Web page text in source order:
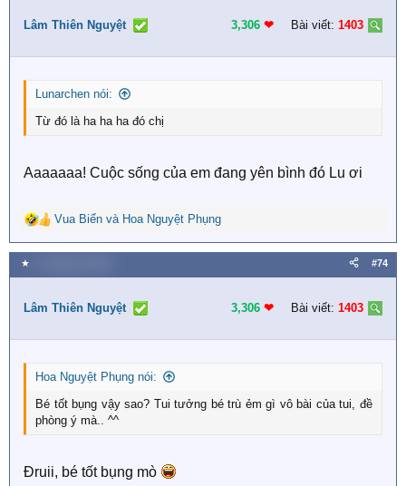
i
n
Lâm Thiên Nguyệt 3,306 ❤︎ Bài viết: 1403
Lunarchen nói:
Từ đó là ha ha ha đó chị
Aaaaaaa! Cuộc sống của em đang yên bình đó Lu ơi
R
e
a
c
i
n
Vua Biển và Hoa Nguyệt Phụng
★ #74
Lâm Thiên Nguyệt 3,306 ❤︎ Bài viết: 1403
Hoa Nguyệt Phụng nói:
Bé tốt bụng vậy sao? Tui tưởng bé trù ẻm gì vô bài của tui, đề
phòng ý mà.. ^^
Đruii, bé tốt bụng mò